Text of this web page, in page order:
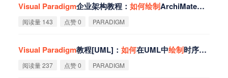
Visual Paradigm企业架构教程： 如何绘制ArchiMate架构
阅读量 143 点赞 0 PARADIGM
Visual Paradigm教程[UML]： 如何在UML中绘制时序图
阅读量 237 点赞 0 PARADIGM